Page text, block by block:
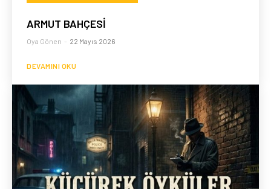
ARMUT BAHÇESİ
Oya Gönen - 22 Mayıs 2026
DEVAMINI OKU